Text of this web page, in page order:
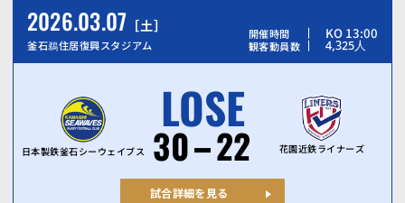
2026.03.07 土
釜石鵜住居復興スタジアム
開催時間 KO 13:00
観客動員数 4,325人
日本製鉄釜石シーウェイブス
LOSE
30 22 花園近鉄ライナーズ
試合詳細を見る